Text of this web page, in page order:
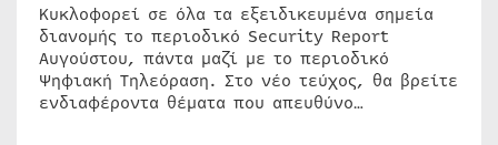
Κυκλοφορεί σε όλα τα εξειδικευμένα σημεία
διανομής το περιοδικό Security Report
Αυγούστου, πάντα μαζί με το περιοδικό
Ψηφιακή Τηλεόραση. Στο νέο τεύχος, θα βρείτε
ενδιαφέροντα θέματα που απευθύνο…